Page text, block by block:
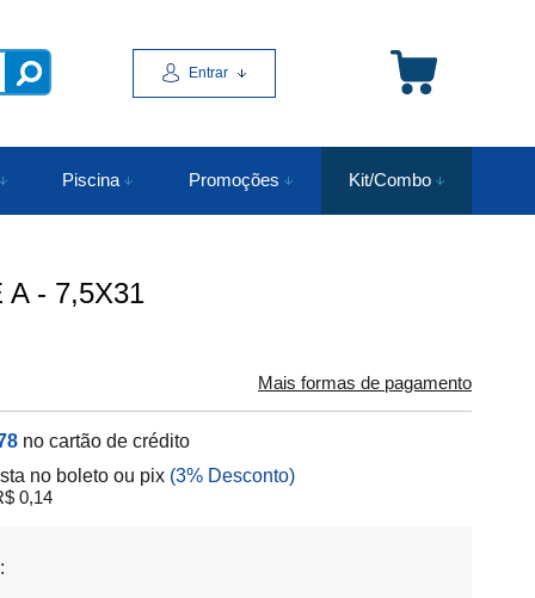
Entrar
Piscina Promoções Kit/Combo
A - 7,5X31
Mais formas de pagamento
no cartão de crédito
no boleto ou pix (3% Desconto)
0,14